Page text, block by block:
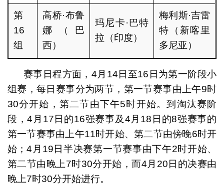
第
16
组
高桥·布鲁
娜（巴
西）
玛尼卡·巴特
拉（印度）
梅利斯·吉雷
特（新喀里
多尼亚）
赛事日程方面，4月14日至16日为第一阶段小
组赛，每日赛事分为两节，第一节赛事由上午9时
30分开始，第二节由下午5时开始。到淘汰赛阶
段，4月17日的16强赛事及4月18日的8强赛事的
第一节赛事由上午11时开始、第二节由傍晚6时开
始；4月19日半决赛第一节赛事由下午2时开始、
第二节由晚上7时30分开始，而4月20日的决赛由
晚上7时30分开始进行。